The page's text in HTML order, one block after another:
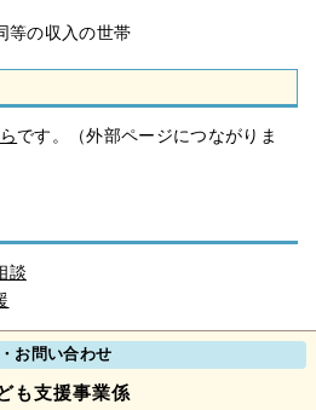
等の収入の世帯
です。（外部ページにつながりま
談
お問い合わせ
も支援事業係